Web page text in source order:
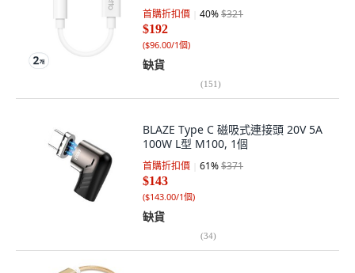
首購折扣價 40%$321
$192
($96.00/1個)
缺貨
(151)
BLAZE Type C 磁吸式連接頭 20V 5A
100W L型 M100, 1個
首購折扣價 61%$371
$143
($143.00/1個)
缺貨
(34)